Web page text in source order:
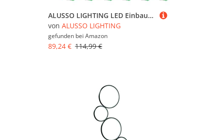
ALUSSO LIGHTING LED Einbaustrahler 230V 7W Dimmbar Flach IP65 LED Spots Badezimmer Deckenspots 68mm Einbauleuchten, Warmweiß 3000K Neutralweiß 4000K Kaltweiß 6500K Einbauspots Deckenstrahler, 12er Set
von ALUSSO LIGHTING
gefunden bei Amazon
89,24 € 114,99 €